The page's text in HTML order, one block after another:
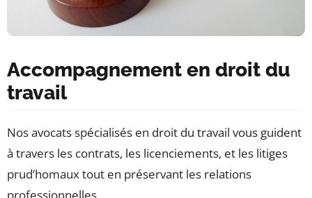
Accompagnement en droit du
travail
Nos avocats spécialisés en droit du travail vous guident
à travers les contrats, les licenciements, et les litiges
prud’homaux tout en préservant les relations